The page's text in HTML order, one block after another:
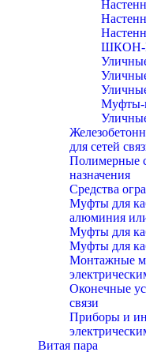
Муфты-
для сетей
Полимерные
назначения
Средства
Муфты для
алюминия
Муфты для
Муфты для
Монтажные
Оконечные
связи
Приборы и
Витая пара